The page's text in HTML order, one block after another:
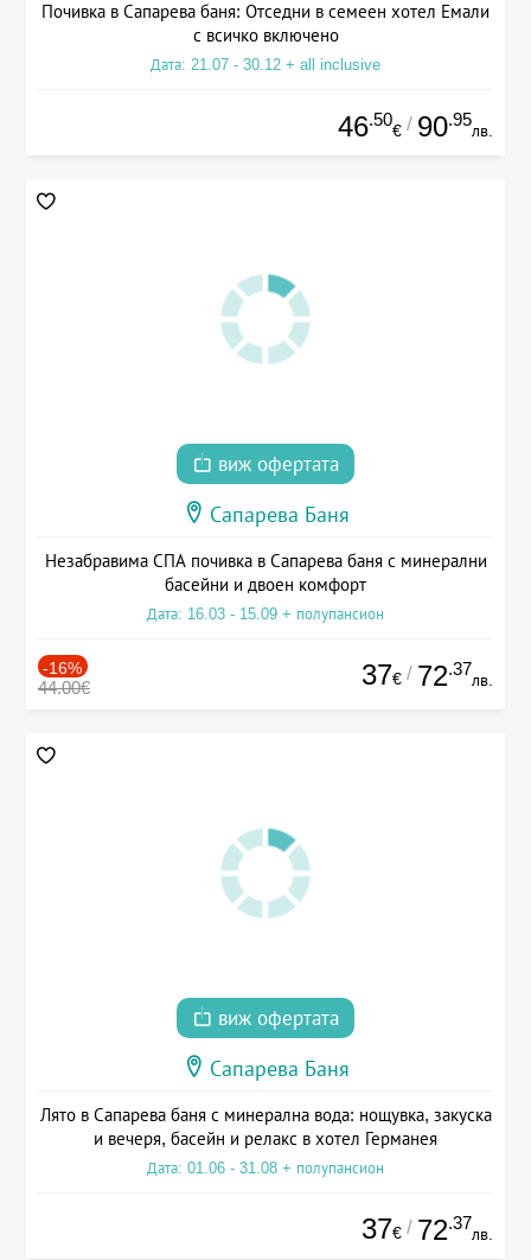
Почивка в Сапарева баня: Отседни в семеен хотел Емали
с всичко включено
Дата: 21.07 - 30.12 + all inclusive
46.50
€ / 90.95
лв.
виж офертата
Сапарева Баня
Незабравима СПА почивка в Сапарева баня с минерални
басейни и двоен комфорт
Дата: 16.03 - 15.09 + полупансион
-16%
44.00€ 37€ / 72.37
лв.
виж офертата
Сапарева Баня
Лято в Сапарева баня с минерална вода: нощувка, закуска
и вечеря, басейн и релакс в хотел Германея
Дата: 01.06 - 31.08 + полупансион
37€ / 72.37
лв.